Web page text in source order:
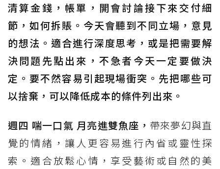
清算金錢，帳單，開會討論接下來交付細
節，如何拆賬。今天會聽到不同立場，意見
的想法。適合進行深度思考，或是把需要解
決問題先點出來，不急者今天一定要做決
定。要不然容易引起現場衝突。先把哪些可
以捨棄，可以降低成本的條件列出來。
週四 喘一口氣 月亮進雙魚座， 帶來夢幻與直
覺的情緒，讓人更容易進行內省或靈性探
索。適合放鬆心情，享受藝術或自然的美